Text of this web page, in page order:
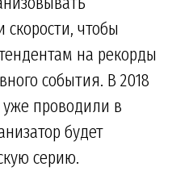
чтобы
на рекорды
события. В 2018
уже проводили в
будет
серию.